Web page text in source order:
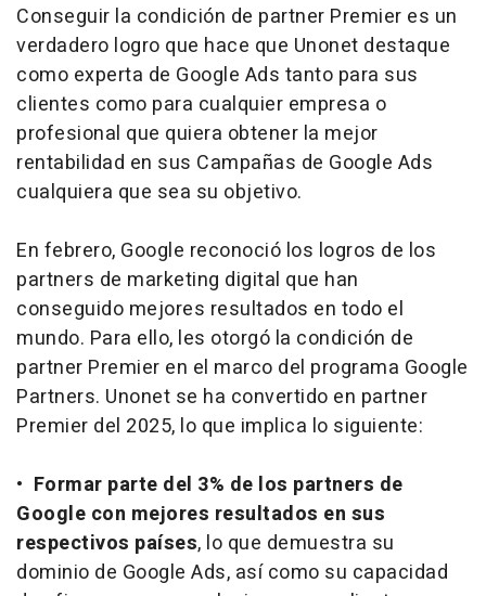
Conseguir la condición de partner Premier es un
verdadero logro que hace que Unonet destaque
como experta de Google Ads tanto para sus
clientes como para cualquier empresa o
profesional que quiera obtener la mejor
rentabilidad en sus Campañas de Google Ads
cualquiera que sea su objetivo.
En febrero, Google reconoció los logros de los
partners de marketing digital que han
conseguido mejores resultados en todo el
mundo. Para ello, les otorgó la condición de
partner Premier en el marco del programa Google
Partners. Unonet se ha convertido en partner
Premier del 2025, lo que implica lo siguiente:
• Formar parte del 3% de los partners de
Google con mejores resultados en sus
respectivos países, lo que demuestra su
dominio de Google Ads, así como su capacidad